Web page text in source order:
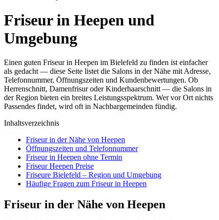
Friseur in Heepen und
Umgebung
Einen guten Friseur in Heepen im Bielefeld zu finden ist einfacher
als gedacht — diese Seite listet die Salons in der Nähe mit Adresse,
Telefonnummer, Öffnungszeiten und Kundenbewertungen. Ob
Herrenschnitt, Damenfrisur oder Kinderhaarschnitt — die Salons in
der Region bieten ein breites Leistungsspektrum. Wer vor Ort nichts
Passendes findet, wird oft in Nachbargemeinden fündig.
Inhaltsverzeichnis
Friseur in der Nähe von Heepen
Öffnungszeiten und Telefonnummer
Friseur in Heepen ohne Termin
Friseur Heepen Preise
Friseure Bielefeld – Region und Umgebung
Häufige Fragen zum Friseur in Heepen
Friseur in der Nähe von Heepen